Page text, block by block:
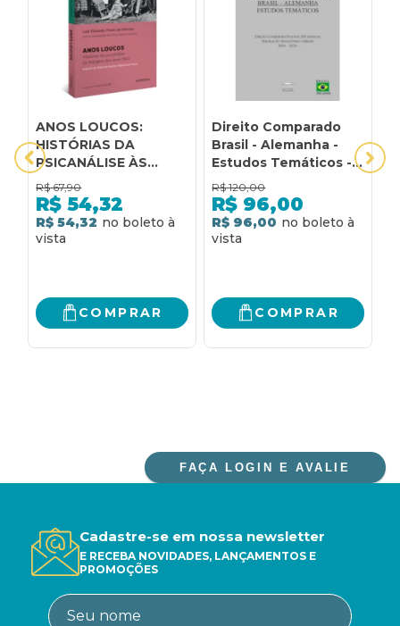
ANOS LOUCOS:
HISTÓRIAS DA
PSICANÁLISE ÀS
MARGENS DOS ANOS
1920 - SEGUIDO DO
DIÁRIO DE SOPHIE
HALBERSTADT-
R$ 67,90
R$ 54,32
R$ 54,32
COMPRAR
Direito Comparado
Brasil - Alemanha -
Estudos Temáticos -
Edição comemorativa
dos 200 anos da
imigração Alemã para
o Brasil 1824 - 2024
R$ 120,00
R$ 96,00
R$ 96,00
COMPRAR
FAÇA LOGIN E AVALIE
Cadastre-se em nossa newsletter
E RECEBA NOVIDADES, LANÇAMENTOS E
PROMOÇÕES